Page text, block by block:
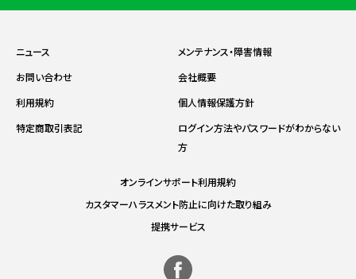
ニュース
メンテナンス・障害情報
お問い合わせ
会社概要
利用規約
個人情報保護方針
特定商取引表記
ログイン方法やパスワードがわからない
方
オンラインサポート利用規約
カスタマーハラスメント防止に向けた取り組み
提携サービス